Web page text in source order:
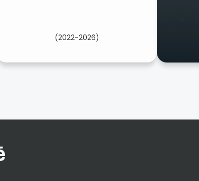
(2022-2026)